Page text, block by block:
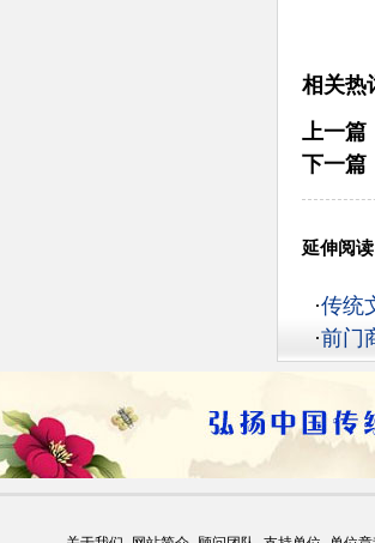
相关热
上一篇
下一篇
延伸阅
·传统
·前门